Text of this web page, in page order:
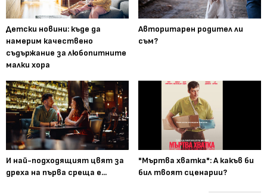
Детски новини: къде да
намерим качествено
съдържание за любопитните
малки хора
Авторитарен родител ли
съм?
И най-подходящият цвят за
дреха на първа среща е...
"Мъртва хватка": А какъв би
бил твоят сценарии?